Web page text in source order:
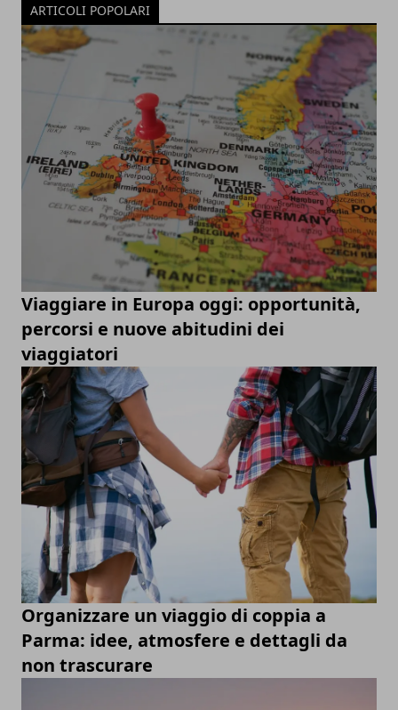
ARTICOLI POPOLARI
Viaggiare in Europa oggi: opportunità,
percorsi e nuove abitudini dei
viaggiatori
Organizzare un viaggio di coppia a
Parma: idee, atmosfere e dettagli da
non trascurare